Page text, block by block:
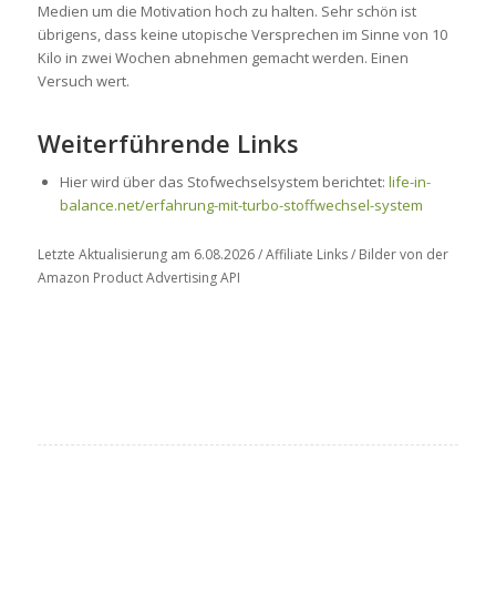
Medien um die Motivation hoch zu halten. Sehr schön ist
übrigens, dass keine utopische Versprechen im Sinne von 10
Kilo in zwei Wochen abnehmen gemacht werden. Einen
Versuch wert.
Weiterführende Links
Hier wird über das Stofwechselsystem berichtet: life-in-
balance.net/erfahrung-mit-turbo-stoffwechsel-system
Letzte Aktualisierung am 6.08.2026 / Affiliate Links / Bilder von der
Amazon Product Advertising API